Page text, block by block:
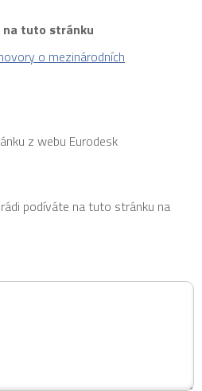
na tuto stránku
o mezinárodních
z webu Eurodesk
podíváte na tuto stránku na